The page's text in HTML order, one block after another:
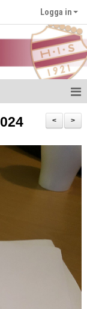
Logga in
>
<